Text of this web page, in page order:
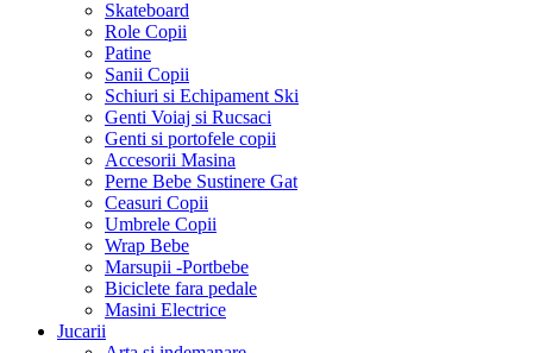
Skateboard
Role Copii
Patine
Sanii Copii
Schiuri si Echipament Ski
Genti Voiaj si Rucsaci
Genti si portofele copii
Accesorii Masina
Perne Bebe Sustinere Gat
Ceasuri Copii
Umbrele Copii
Wrap Bebe
Marsupii -Portbebe
Biciclete fara pedale
Masini Electrice
Jucarii